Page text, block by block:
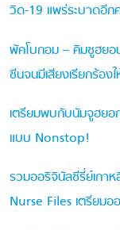
วิด-19 แพร่ระบาดอีก
พัคโบกอม – คิมซูฮย
ซีนจนมีเสียงเรียกร้อง
เตรียมพบกับนัมจูฮยอ
แบบ Nonstop!
รวมออริจินัลซีรี่ย์เก
Nurse Files เตรียมอ